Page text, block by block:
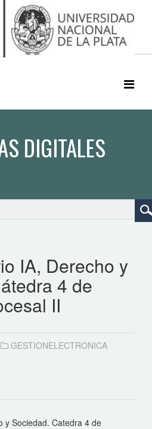
IA, Derecho y
4 de
II
GESTIONELECTRONICA
y Sociedad. Catedra 4 de